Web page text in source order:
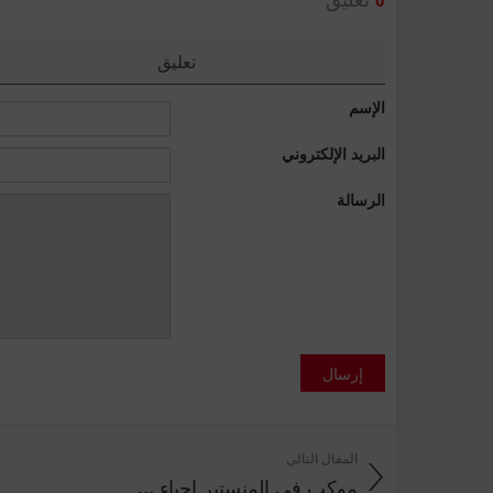
تعليق
الإسم
البريد الإلكتروني
الرسالة
إرسال
المقال التالي
موكب في المنستير إحياء ...